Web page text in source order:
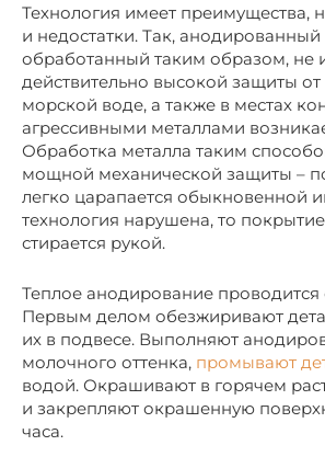
Технология имеет преимущества,
и недостатки. Так,
обработанный таким образом, не
действительно высокой защиты
морской воде, а также в местах
агрессивными металлами
Обработка металла таким
мощной механической защиты –
легко царапается обыкновенной
технология нарушена, то
стирается рукой.
Теплое анодирование проводится
Первым делом обезжиривают
их в подвесе. Выполняют
молочного оттенка, промывают
водой. Окрашивают в горячем
и закрепляют окрашенную
часа.